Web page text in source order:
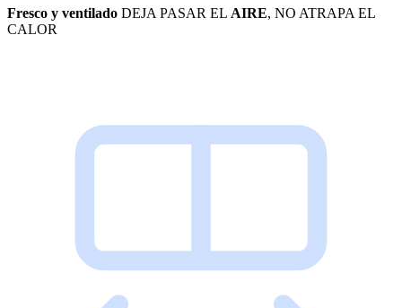
Fresco y ventilado DEJA PASAR EL AIRE, NO ATRAPA EL
CALOR